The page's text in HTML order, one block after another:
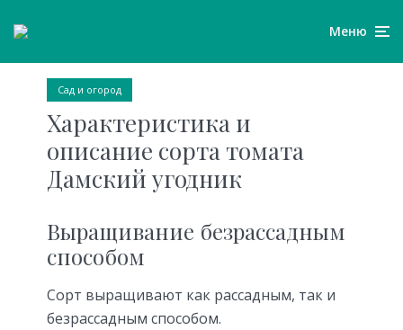
Меню
Сад и огород
Характеристика и
описание сорта томата
Дамский угодник
Выращивание безрассадным
способом
Сорт выращивают как рассадным, так и
безрассадным способом.